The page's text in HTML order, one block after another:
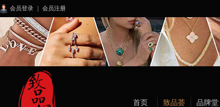
会员登录 会员注册
首页 致品荟 品牌堂